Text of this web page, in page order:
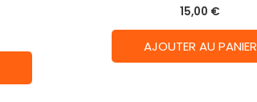
15,00 €
AJOUTER AU PANIER